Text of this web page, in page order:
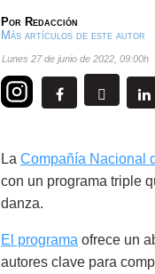
Por Redacción
Más artículos de este autor
lunes 27 de junio de 2022 09:00h
La Compañía Nacional
con un programa triple
danza.
El programa ofrece un
autores clave para